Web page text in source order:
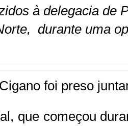
à delegacia de
durante uma
foi preso
que começou